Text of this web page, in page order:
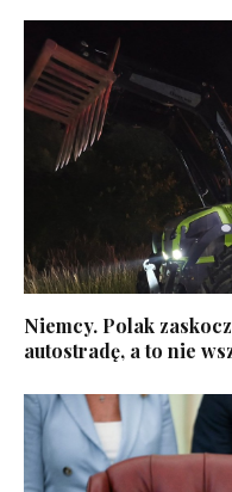
Niemcy. Polak
autostradę, a to nie